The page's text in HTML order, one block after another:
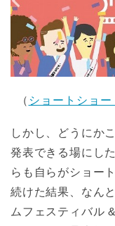
（ ショートショ
しかし、どうにか
発表できる場にし
らも自らがショー
続けた結果、なん
ムフェスティバル